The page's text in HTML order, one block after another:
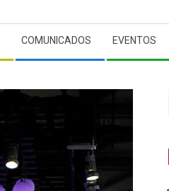
COMUNICADOS EVENTOS